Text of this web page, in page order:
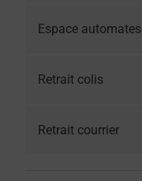
Espace
Retrait colis
Retrait courrier